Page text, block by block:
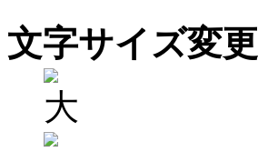
文字サイズ変更